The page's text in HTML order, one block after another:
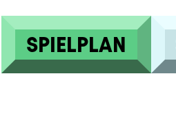
SPIELPLAN